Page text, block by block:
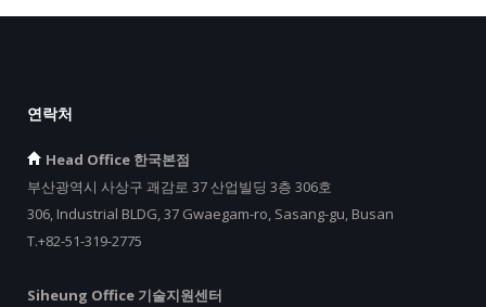
연락처
Head Office 한국본점
부산광역시 사상구 괘감로 37 산업빌딩 3층 306호
306, Industrial BLDG, 37 Gwaegam-ro, Sasang-gu, Busan
T.+82-51-319-2775
Siheung Office 기술지원센터